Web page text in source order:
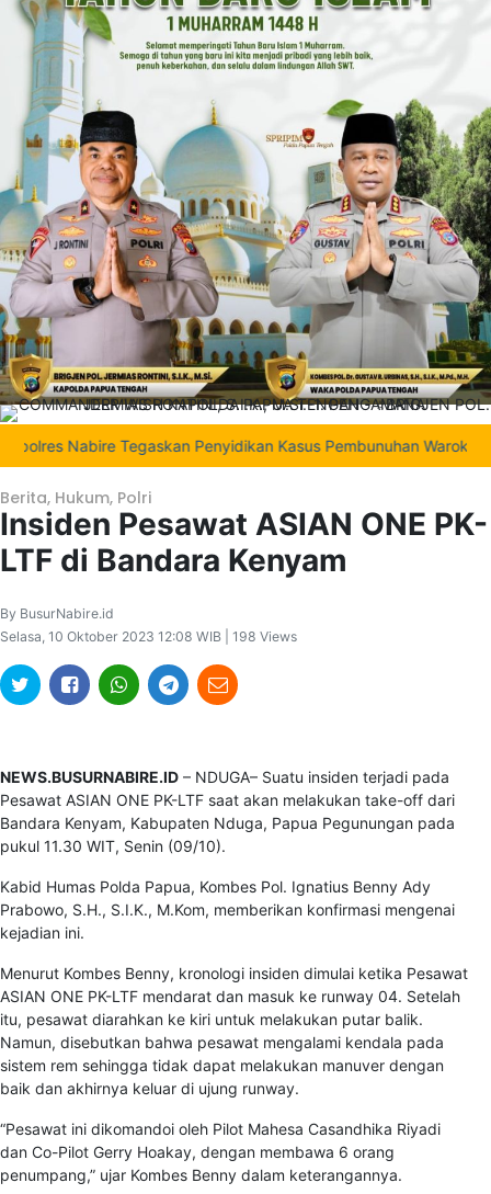
Nabire Tegaskan Penyidikan Kasus Pembunuhan Waroki
Berita, Hukum, Polri
Insiden Pesawat ASIAN ONE PK-
LTF di Bandara Kenyam
By BusurNabire.id
Selasa, 10 Oktober 2023 12:08 WIB | 198 Views
NEWS.BUSURNABIRE.ID – NDUGA– Suatu insiden terjadi pada
Pesawat ASIAN ONE PK-LTF saat akan melakukan take-off dari
Bandara Kenyam, Kabupaten Nduga, Papua Pegunungan pada
pukul 11.30 WIT, Senin (09/10).
Kabid Humas Polda Papua, Kombes Pol. Ignatius Benny Ady
Prabowo, S.H., S.I.K., M.Kom, memberikan konfirmasi mengenai
kejadian ini.
Menurut Kombes Benny, kronologi insiden dimulai ketika Pesawat
ASIAN ONE PK-LTF mendarat dan masuk ke runway 04. Setelah
itu, pesawat diarahkan ke kiri untuk melakukan putar balik.
Namun, disebutkan bahwa pesawat mengalami kendala pada
sistem rem sehingga tidak dapat melakukan manuver dengan
baik dan akhirnya keluar di ujung runway.
“Pesawat ini dikomandoi oleh Pilot Mahesa Casandhika Riyadi
dan Co-Pilot Gerry Hoakay, dengan membawa 6 orang
penumpang,” ujar Kombes Benny dalam keterangannya.